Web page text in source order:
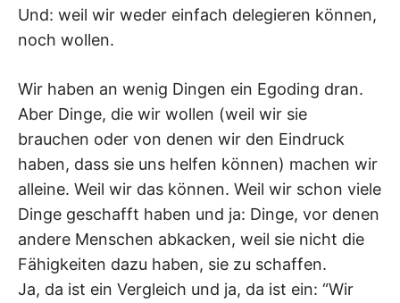
Und: weil wir weder einfach delegieren können,
noch wollen.
Wir haben an wenig Dingen ein Egoding dran.
Aber Dinge, die wir wollen (weil wir sie
brauchen oder von denen wir den Eindruck
haben, dass sie uns helfen können) machen wir
alleine. Weil wir das können. Weil wir schon viele
Dinge geschafft haben und ja: Dinge, vor denen
andere Menschen abkacken, weil sie nicht die
Fähigkeiten dazu haben, sie zu schaffen.
Ja, da ist ein Vergleich und ja, da ist ein: “Wir